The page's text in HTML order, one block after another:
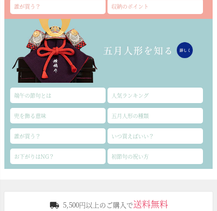
誰が買う？ 収納のポイント
端午の節句とは 人気ランキング
兜を飾る意味 五月人形の種類
誰が買う？ いつ買えばいい？
お下がりはNG？ 初節句の祝い方
5,500円以上のご購入で送料無料